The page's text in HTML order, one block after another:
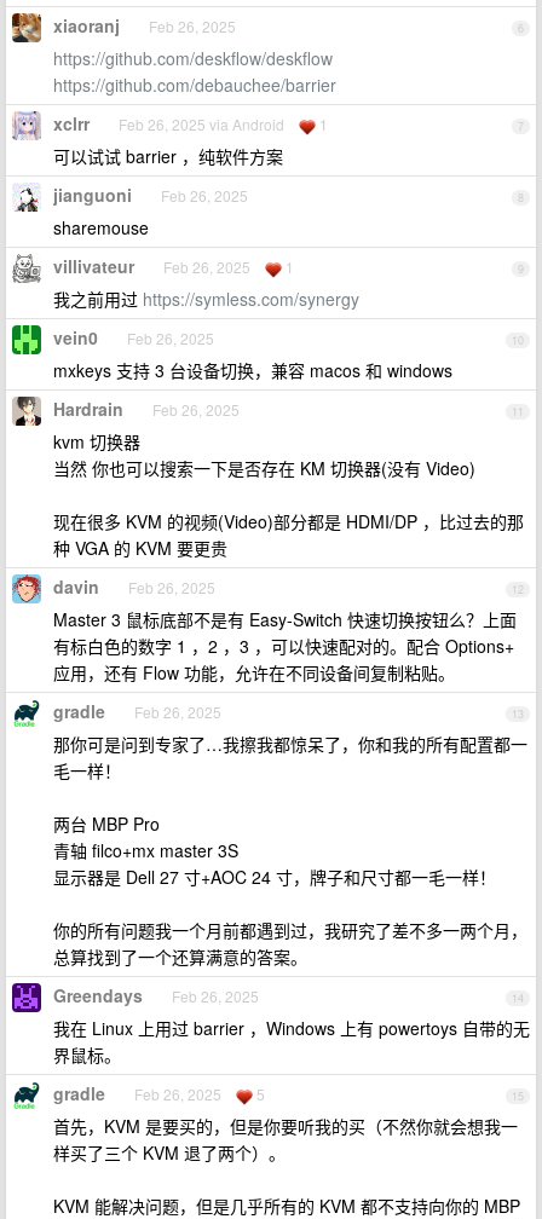
6
xiaoranj Feb 26, 2025
https://github.com/deskflow/deskflow
https://github.com/debauchee/barrier
7
xclrr Feb 26, 2025 via Android 1
可以试试 barrier ，纯软件方案
8
jianguoni Feb 26, 2025
sharemouse
9
villivateur Feb 26, 2025 1
我之前用过 https://symless.com/synergy
10
vein0 Feb 26, 2025
mxkeys 支持 3 台设备切换，兼容 macos 和 windows
11
Hardrain Feb 26, 2025
kvm 切换器
当然 你也可以搜索一下是否存在 KM 切换器(没有 Video)
现在很多 KVM 的视频(Video)部分都是 HDMI/DP ，比过去的那
种 VGA 的 KVM 要更贵
12
davin Feb 26, 2025
Master 3 鼠标底部不是有 Easy-Switch 快速切换按钮么？上面
有标白色的数字 1 ，2 ，3 ，可以快速配对的。配合 Options+
应用，还有 Flow 功能，允许在不同设备间复制粘贴。
13
gradle Feb 26, 2025
那你可是问到专家了…我擦我都惊呆了，你和我的所有配置都一
毛一样！
两台 MBP Pro
青轴 filco+mx master 3S
显示器是 Dell 27 寸+AOC 24 寸，牌子和尺寸都一毛一样！
你的所有问题我一个月前都遇到过，我研究了差不多一两个月，
总算找到了一个还算满意的答案。
14
Greendays Feb 26, 2025
我在 Linux 上用过 barrier ，Windows 上有 powertoys 自带的无
界鼠标。
15
gradle Feb 26, 2025 5
首先，KVM 是要买的，但是你要听我的买（不然你就会想我一
样买了三个 KVM 退了两个）。
KVM 能解决问题，但是几乎所有的 KVM 都不支持向你的 MBP